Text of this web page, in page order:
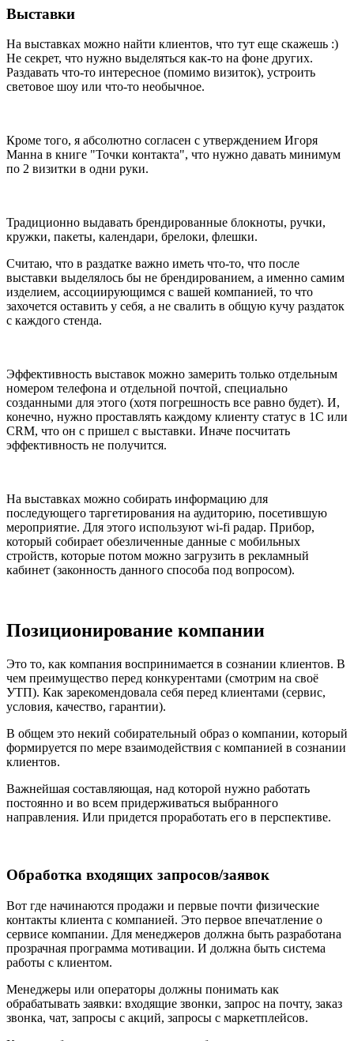
Выставки
На выставках можно найти клиентов, что тут еще скажешь :)
Не секрет, что нужно выделяться как-то на фоне других.
Раздавать что-то интересное (помимо визиток), устроить
световое шоу или что-то необычное.
Кроме того, я абсолютно согласен с утверждением Игоря
Манна в книге "Точки контакта", что нужно давать минимум
по 2 визитки в одни руки.
Традиционно выдавать брендированные блокноты, ручки,
кружки, пакеты, календари, брелоки, флешки.
Считаю, что в раздатке важно иметь что-то, что после
выставки выделялось бы не брендированием, а именно самим
изделием, ассоциирующимся с вашей компанией, то что
захочется оставить у себя, а не свалить в общую кучу раздаток
с каждого стенда.
Эффективность выставок можно замерить только отдельным
номером телефона и отдельной почтой, специально
созданными для этого (хотя погрешность все равно будет). И,
конечно, нужно проставлять каждому клиенту статус в 1С или
CRM, что он с пришел с выставки. Иначе посчитать
эффективность не получится.
На выставках можно собирать информацию для
последующего таргетирования на аудиторию, посетившую
мероприятие. Для этого используют wi-fi радар. Прибор,
который собирает обезличенные данные с мобильных
стройств, которые потом можно загрузить в рекламный
кабинет (законность данного способа под вопросом).
Позиционирование компании
Это то, как компания воспринимается в сознании клиентов. В
чем преимущество перед конкурентами (смотрим на своё
УТП). Как зарекомендовала себя перед клиентами (сервис,
условия, качество, гарантии).
В общем это некий собирательный образ о компании, который
формируется по мере взаимодействия с компанией в сознании
клиентов.
Важнейшая составляющая, над которой нужно работать
постоянно и во всем придерживаться выбранного
направления. Или придется проработать его в перспективе.
Обработка входящих запросов/заявок
Вот где начинаются продажи и первые почти физические
контакты клиента с компанией. Это первое впечатление о
сервисе компании. Для менеджеров должна быть разработана
прозрачная программа мотивации. И должна быть система
работы с клиентом.
Менеджеры или операторы должны понимать как
обрабатывать заявки: входящие звонки, запрос на почту, заказ
звонка, чат, запросы с акций, запросы с маркетплейсов.